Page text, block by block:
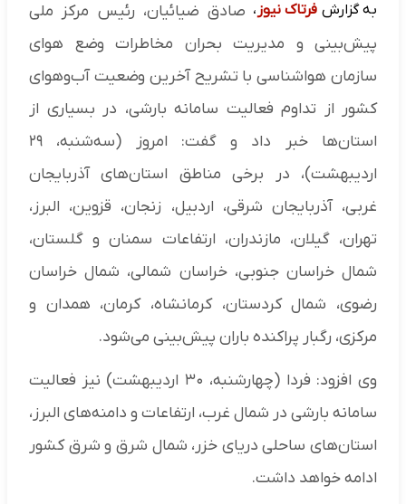
به گزارش فرتاک نیوز ، صادق ضیائیان، رئیس مرکز ملی
پیش‌بینی و مدیریت بحران مخاطرات وضع هوای
سازمان هواشناسی با تشریح آخرین وضعیت آب‌وهوای
کشور از تداوم فعالیت سامانه بارشی، در بسیاری از
استان‌ها خبر داد و گفت: امروز (سه‌شنبه، ۲۹
اردیبهشت)، در برخی مناطق استان‌های آذربایجان
غربی، آذربایجان شرقی، اردبیل، زنجان، قزوین، البرز،
تهران، گیلان، مازندران، ارتفاعات سمنان و گلستان،
شمال خراسان جنوبی، خراسان شمالی، شمال خراسان
رضوی، شمال کردستان، کرمانشاه، کرمان، همدان و
مرکزی، رگبار پراکنده باران پیش‌بینی می‌شود.
وی افزود: فردا (چهارشنبه، ۳۰ اردیبهشت) نیز فعالیت
سامانه بارشی در شمال غرب، ارتفاعات و دامنه‌های البرز،
استان‌های ساحلی دریای خزر، شمال شرق و شرق کشور
ادامه خواهد داشت.